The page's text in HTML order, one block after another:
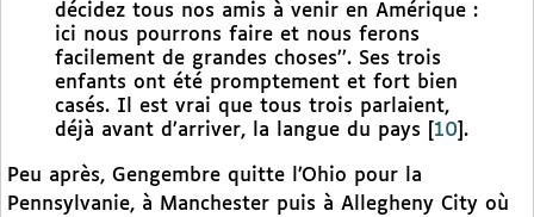
décidez tous nos amis à venir en Amérique :
ici nous pourrons faire et nous ferons
facilement de grandes choses’’. Ses trois
enfants ont été promptement et fort bien
casés. Il est vrai que tous trois parlaient,
déjà avant d’arriver, la langue du pays
10 .
Peu après, Gengembre quitte l’Ohio pour la
Pennsylvanie, à Manchester puis à Allegheny City où